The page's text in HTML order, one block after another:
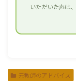
いただいた声は
元教師のアドバイス